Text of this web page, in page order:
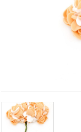
Datenverkehr
zu
analysieren
sowie